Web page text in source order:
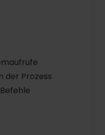
der Prozess